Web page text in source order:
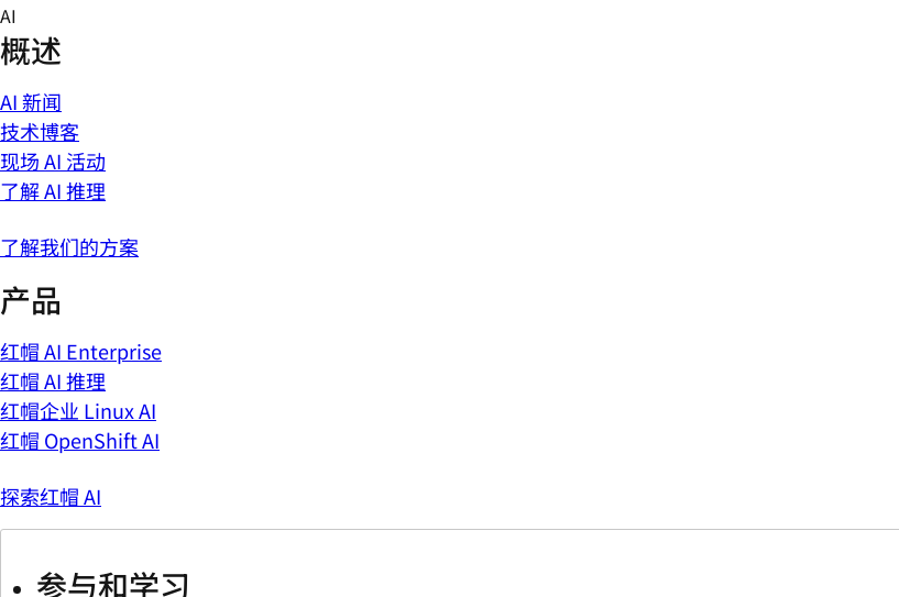
Skip
to
content
AI
概述
AI 新闻
技术博客
现场 AI 活动
了解 AI 推理
了解我们的方案
产品
红帽 AI Enterprise
红帽 AI 推理
红帽企业 Linux AI
红帽 OpenShift AI
探索红帽 AI
参与和学习